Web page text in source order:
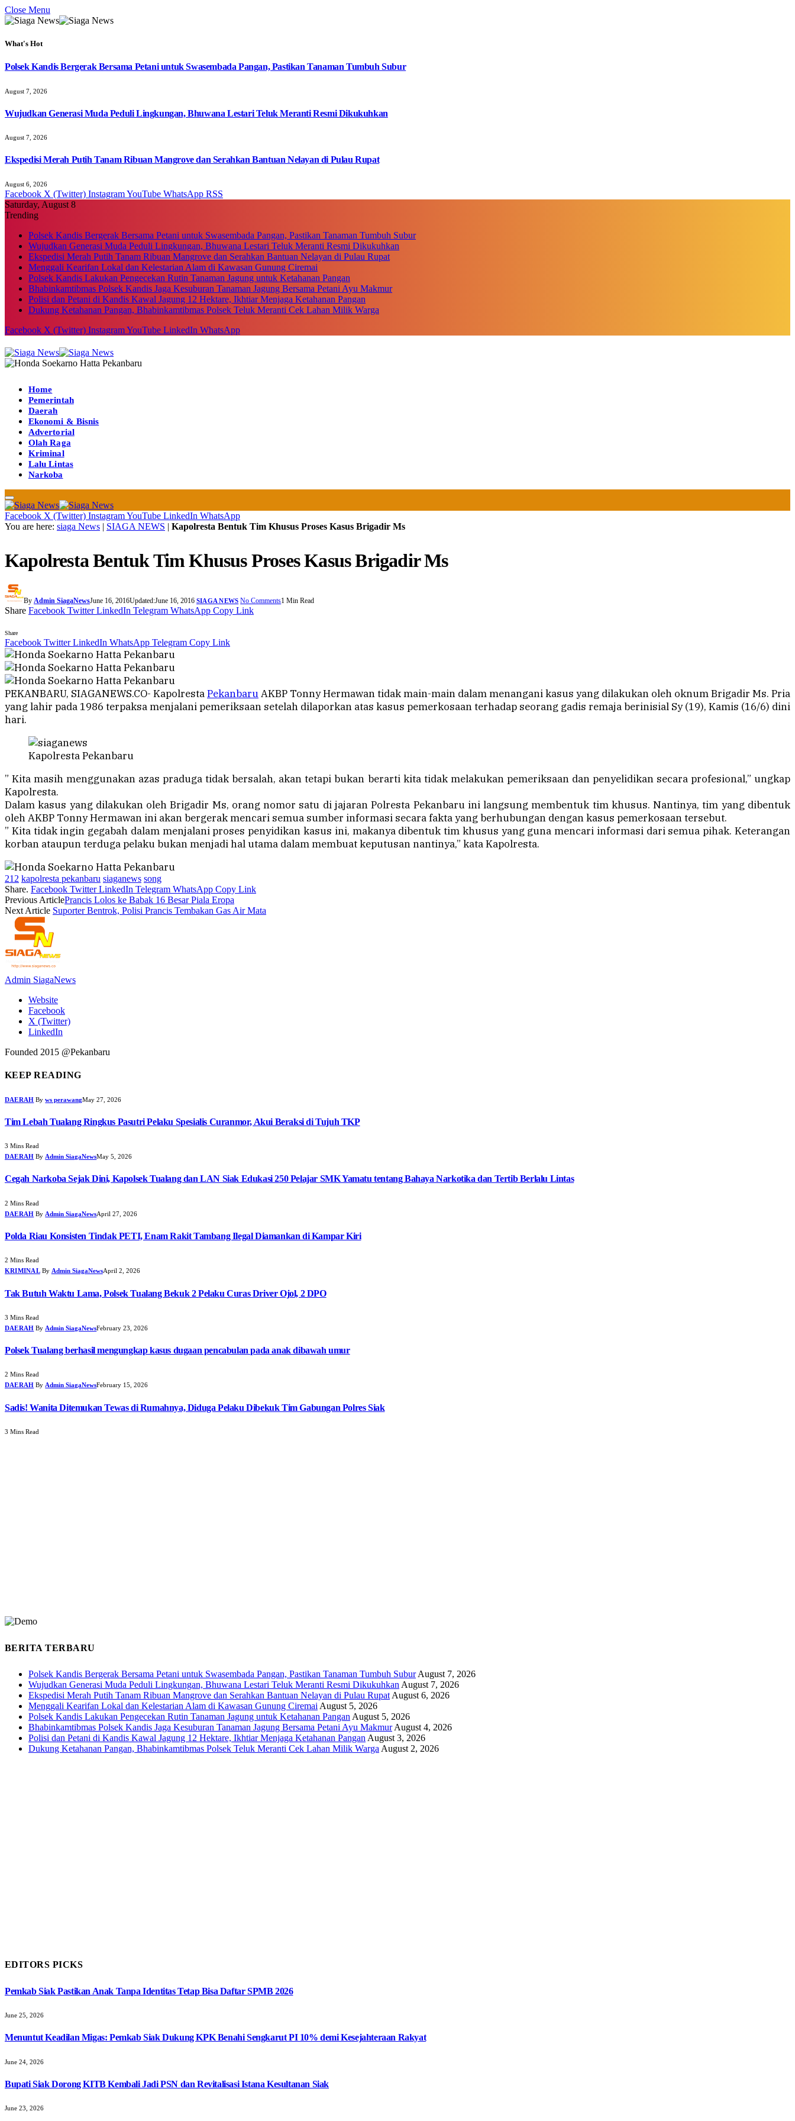
Close Menu
What's Hot
Polsek Kandis Bergerak Bersama Petani untuk Swasembada Pangan, Pastikan Tanaman Tumbuh Subur
August 7, 2026
Wujudkan Generasi Muda Peduli Lingkungan, Bhuwana Lestari Teluk Meranti Resmi Dikukuhkan
August 7, 2026
Ekspedisi Merah Putih Tanam Ribuan Mangrove dan Serahkan Bantuan Nelayan di Pulau Rupat
August 6, 2026
Facebook X (Twitter) InstagramYouTube WhatsApp RSS
Saturday, August 8
Trending
Polsek Kandis Bergerak Bersama Petani untuk Swasembada Pangan, Pastikan Tanaman Tumbuh Subur
Wujudkan Generasi Muda Peduli Lingkungan, Bhuwana Lestari Teluk Meranti Resmi Dikukuhkan
Ekspedisi Merah Putih Tanam Ribuan Mangrove dan Serahkan Bantuan Nelayan di Pulau Rupat
Menggali Kearifan Lokal dan Kelestarian Alam di Kawasan Gunung Ciremai
Polsek Kandis Lakukan Pengecekan Rutin Tanaman Jagung untuk Ketahanan Pangan
Bhabinkamtibmas Polsek Kandis Jaga Kesuburan Tanaman Jagung Bersama Petani Ayu Makmur
Polisi dan Petani di Kandis Kawal Jagung 12 Hektare, Ikhtiar Menjaga Ketahanan Pangan
Dukung Ketahanan Pangan, Bhabinkamtibmas Polsek Teluk Meranti Cek Lahan Milik Warga
Facebook X (Twitter) InstagramYouTube LinkedIn WhatsApp
Home
Pemerintah
Daerah
Ekonomi & Bisnis
Advertorial
Olah Raga
Kriminal
Lalu Lintas
Narkoba
Facebook X (Twitter) InstagramYouTube LinkedIn WhatsApp
You are here: siaga News | SIAGA NEWS | Kapolresta Bentuk Tim Khusus Proses Kasus Brigadir Ms
Kapolresta Bentuk Tim Khusus Proses Kasus Brigadir Ms
By Admin SiagaNewsJune 16, 2016Updated:June 16, 2016 SIAGA NEWS No Comments1 Min Read
Share Facebook Twitter LinkedIn Telegram WhatsApp Copy Link
Share
Facebook Twitter LinkedIn WhatsApp Telegram Copy Link
PEKANBARU, SIAGANEWS.CO- KapolrestaPekanbaruAKBP Tonny Hermawan tidak main-main dalam menangani kasus yang dilakukan oleh oknum Brigadir Ms. Pria
yang lahir pada 1986 terpaksa menjalani pemeriksaan setelah dilaporkan atas kasus pemerkosaan terhadap seorang gadis remaja berinisial Sy (19), Kamis (16/6) dini
hari.
Kapolresta Pekanbaru
” Kita masih menggunakan azas praduga tidak bersalah, akan tetapi bukan berarti kita tidak melakukan pemeriksaan dan penyelidikan secara profesional,” ungkap
Kapolresta.
Dalam kasus yang dilakukan oleh Brigadir Ms, orang nomor satu di jajaran Polresta Pekanbaru ini langsung membentuk tim khusus. Nantinya, tim yang dibentuk
oleh AKBP Tonny Hermawan ini akan bergerak mencari semua sumber informasi secara fakta yang berhubungan dengan kasus pemerkosaan tersebut.
” Kita tidak ingin gegabah dalam menjalani proses penyidikan kasus ini, makanya dibentuk tim khusus yang guna mencari informasi dari semua pihak. Keterangan
korban ataupun terduga pelaku bukan menjadi hal utama dalam membuat keputusan nantinya,” kata Kapolresta.
212 kapolresta pekanbaru siaganews song
Share. Facebook Twitter LinkedIn Telegram WhatsApp Copy Link
Previous ArticlePrancis Lolos ke Babak 16 Besar Piala Eropa
Next Article Suporter Bentrok, Polisi Prancis Tembakan Gas Air Mata
Admin SiagaNews
Website
Facebook
X (Twitter)
LinkedIn
Founded 2015 @Pekanbaru
KEEP READING
DAERAH By ws perawangMay 27, 2026
Tim Lebah Tualang Ringkus Pasutri Pelaku Spesialis Curanmor, Akui Beraksi di Tujuh TKP
3 Mins Read
DAERAH By Admin SiagaNewsMay 5, 2026
Cegah Narkoba Sejak Dini, Kapolsek Tualang dan LAN Siak Edukasi 250 Pelajar SMK Yamatu tentang Bahaya Narkotika dan Tertib Berlalu Lintas
2 Mins Read
DAERAH By Admin SiagaNewsApril 27, 2026
Polda Riau Konsisten Tindak PETI, Enam Rakit Tambang Ilegal Diamankan di Kampar Kiri
2 Mins Read
KRIMINAL By Admin SiagaNewsApril 2, 2026
Tak Butuh Waktu Lama, Polsek Tualang Bekuk 2 Pelaku Curas Driver Ojol, 2 DPO
3 Mins Read
DAERAH By Admin SiagaNewsFebruary 23, 2026
Polsek Tualang berhasil mengungkap kasus dugaan pencabulan pada anak dibawah umur
2 Mins Read
DAERAH By Admin SiagaNewsFebruary 15, 2026
Sadis! Wanita Ditemukan Tewas di Rumahnya, Diduga Pelaku Dibekuk Tim Gabungan Polres Siak
3 Mins Read
BERITA TERBARU
Polsek Kandis Bergerak Bersama Petani untuk Swasembada Pangan, Pastikan Tanaman Tumbuh Subur August 7, 2026
Wujudkan Generasi Muda Peduli Lingkungan, Bhuwana Lestari Teluk Meranti Resmi Dikukuhkan August 7, 2026
Ekspedisi Merah Putih Tanam Ribuan Mangrove dan Serahkan Bantuan Nelayan di Pulau Rupat August 6, 2026
Menggali Kearifan Lokal dan Kelestarian Alam di Kawasan Gunung Ciremai August 5, 2026
Polsek Kandis Lakukan Pengecekan Rutin Tanaman Jagung untuk Ketahanan Pangan August 5, 2026
Bhabinkamtibmas Polsek Kandis Jaga Kesuburan Tanaman Jagung Bersama Petani Ayu Makmur August 4, 2026
Polisi dan Petani di Kandis Kawal Jagung 12 Hektare, Ikhtiar Menjaga Ketahanan Pangan August 3, 2026
Dukung Ketahanan Pangan, Bhabinkamtibmas Polsek Teluk Meranti Cek Lahan Milik Warga August 2, 2026
EDITORS PICKS
Pemkab Siak Pastikan Anak Tanpa Identitas Tetap Bisa Daftar SPMB 2026
June 25, 2026
Menuntut Keadilan Migas: Pemkab Siak Dukung KPK Benahi Sengkarut PI 10% demi Kesejahteraan Rakyat
June 24, 2026
Bupati Siak Dorong KITB Kembali Jadi PSN dan Revitalisasi Istana Kesultanan Siak
June 23, 2026